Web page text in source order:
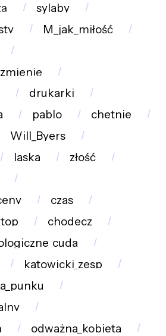
sylaby
M_jak_miłość
drukarki
pablo
chetnie
Will_Byers
laska
złość
czas
chodecz
katowicki_zesp
odważna_kobieta